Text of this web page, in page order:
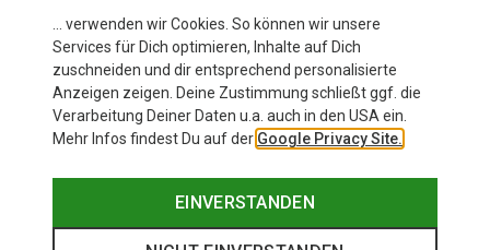
Bivy Bag Biwaksack
109,40 €
Mountain Equipment
Ion Biwaksack
182,50 €
… verwenden wir Cookies. So können wir unsere
Services für Dich optimieren, Inhalte auf Dich
zuschneiden und dir entsprechend personalisierte
Anzeigen zeigen. Deine Zustimmung schließt ggf. die
Verarbeitung Deiner Daten u.a. auch in den USA ein.
Mehr Infos findest Du auf der Google Privacy Site.
EINVERSTANDEN